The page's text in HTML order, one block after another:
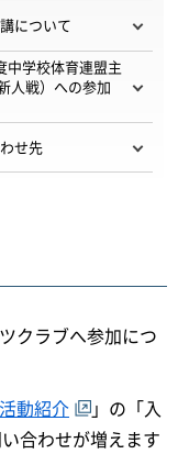
について
中学校体育連盟主
人戦）への参加
せ先
クラブへ参加につ
動紹介
」の「入
合わせが増えます